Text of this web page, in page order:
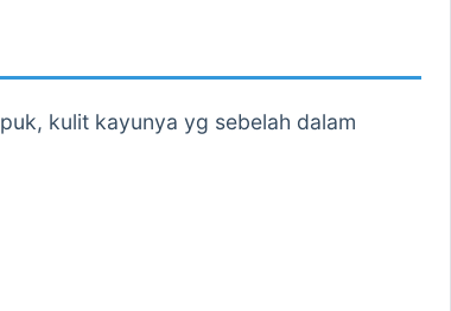
kulit kayunya yg sebelah dalam